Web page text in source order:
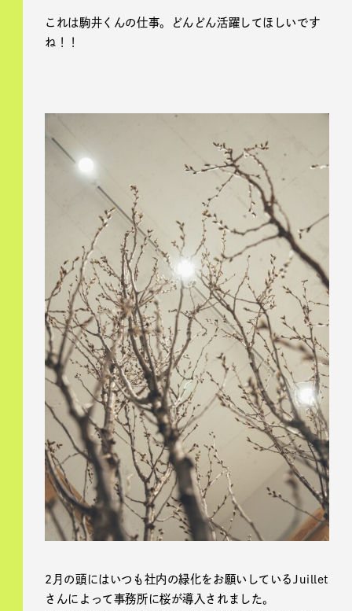
これは駒井くんの仕事。どんどん活躍してほしいです
ね！！
2月の頭にはいつも社内の緑化をお願いしているJuillet
さんによって事務所に桜が導入されました。